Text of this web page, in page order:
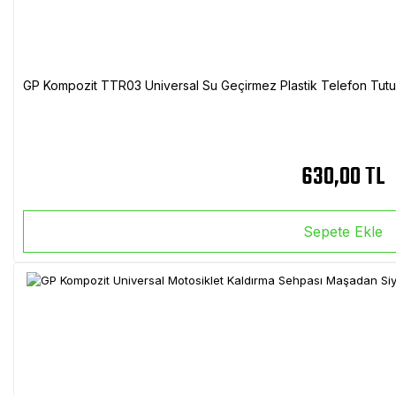
GP Kompozit TTR03 Universal Su Geçirmez Plastik Telefon
630,00 TL
Sepete Ekle